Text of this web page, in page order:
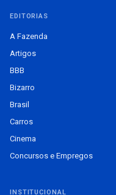
EDITORIAS
A Fazenda
Artigos
BBB
Bizarro
Brasil
Carros
Cinema
Concursos e Empregos
INSTITUCIONAL